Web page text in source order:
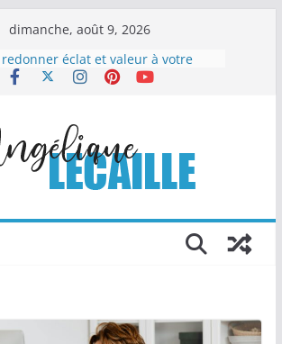
dimanche, août 9, 2026
Le nettoyage automobile : l’art de
redonner éclat et valeur à votre
choix malin pour organiser sans
compliquer
Comment la chapelure
personnalisée transforme les
Columbarium moderne et design :
quand l’art rencontre le souvenir